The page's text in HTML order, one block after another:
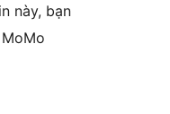
này, bạn